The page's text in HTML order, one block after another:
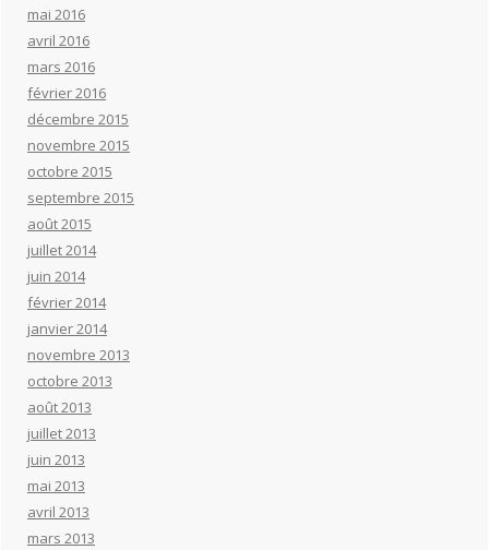
mai 2016
avril 2016
mars 2016
février 2016
décembre 2015
novembre 2015
octobre 2015
septembre 2015
août 2015
juillet 2014
juin 2014
février 2014
janvier 2014
novembre 2013
octobre 2013
août 2013
juillet 2013
juin 2013
mai 2013
avril 2013
mars 2013